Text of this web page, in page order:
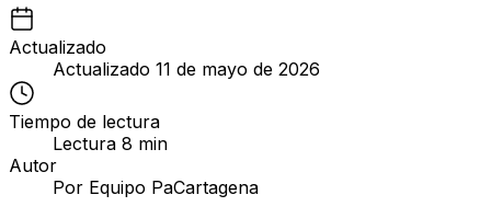
Actualizado
Actualizado 11 de mayo de 2026
Tiempo de lectura
Lectura 8 min
Autor
Por Equipo PaCartagena